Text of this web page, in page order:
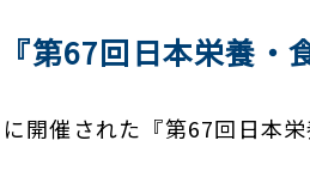
第67回日本栄養・
開催された『第67回日本